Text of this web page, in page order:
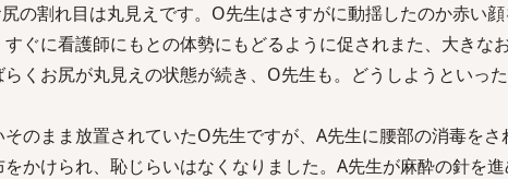
の割れ目は丸見えです。O先生はさすがに動揺したのか赤い
すぐに看護師にもとの体勢にもどるように促されまた、大きな
らくお尻が丸見えの状態が続き、O先生も。どうしようといっ
そのまま放置されていたO先生ですが、A先生に腰部の消毒を
をかけられ、恥じらいはなくなりました。A先生が麻酔の針を